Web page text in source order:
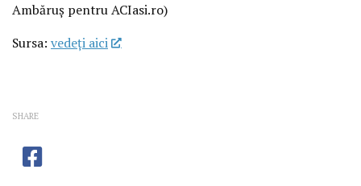
Ambăruș pentru ACIasi.ro)
Sursa: vedeţi aici
SHARE